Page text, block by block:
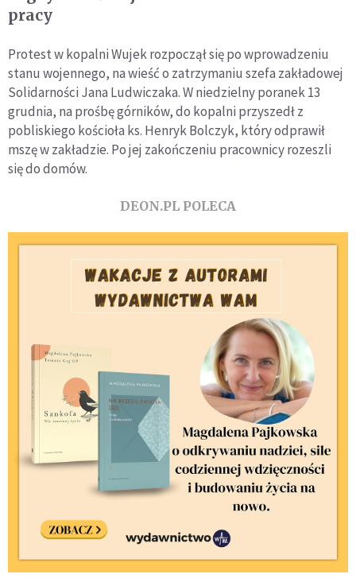
pracy
Protest w kopalni Wujek rozpoczął się po wprowadzeniu
stanu wojennego, na wieść o zatrzymaniu szefa zakładowej
Solidarności Jana Ludwiczaka. W niedzielny poranek 13
grudnia, na prośbę górników, do kopalni przyszedł z
pobliskiego kościoła ks. Henryk Bolczyk, który odprawił
mszę w zakładzie. Po jej zakończeniu pracownicy rozeszli
się do domów.
DEON.PL POLECA